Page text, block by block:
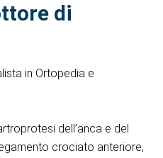
di
in Ortopedia e
dell’anca e del
crociato anteriore,